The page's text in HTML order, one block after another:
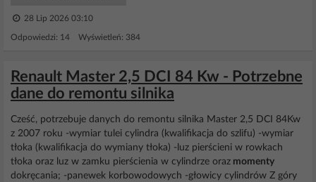
28 Lip 2026 03:10
Odpowiedzi: 14 Wyświetleń: 384
Renault Master 2,5 DCI 84 Kw - Potrzebne
dane do remontu silnika
Cześć, potrzebuje danych do remontu silnika Master 2,5 DCI 84Kw
z 2007 roku -wymiar tulei cylindra (kwalifikacja do szlifu) -wymiar
tłoka (kwalifikacja do wymiany tłoka) -luz pierścieni w rowkach
tłoka oraz luz w zamku pierścienia w cylindrze oraz momenty
dokręcania; -panewek korbowodowych -głowicy cylindrów Z góry